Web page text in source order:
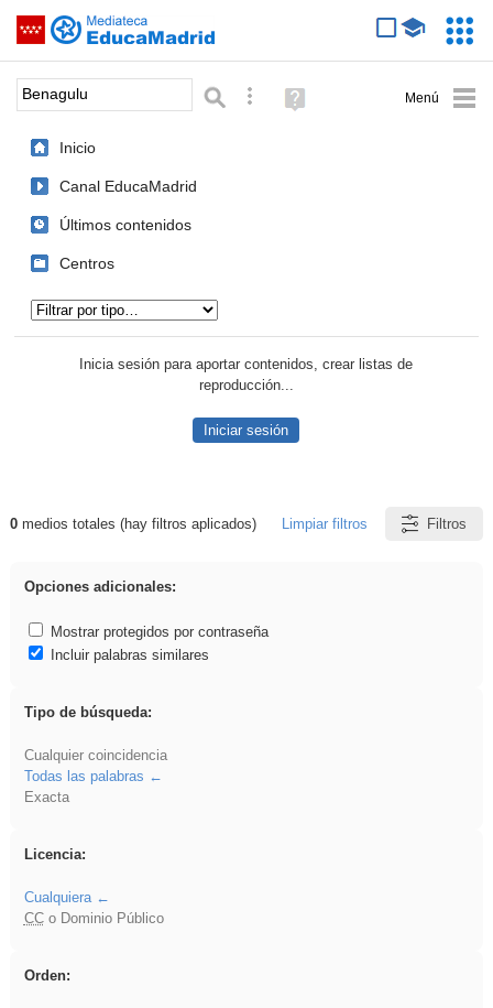
Saltar navegación
Palabra o frase: Búsqueda avanzada
Ayuda
(en
Inicio
Canal EducaMadrid
Últimos contenidos
Centros
Inicia sesión para aportar contenidos, crear listas de
reproducción...
Iniciar sesión
Resultados de: Benagulu
0medios totales (hay filtros aplicados) Limpiar filtros Filtros
Opciones adicionales:
Mostrar protegidos por contraseña
Incluir palabras similares
Tipo de búsqueda:
Cualquier coincidencia
Todas las palabras
Exacta
Licencia:
Cualquiera
CCo Dominio Público
Orden: